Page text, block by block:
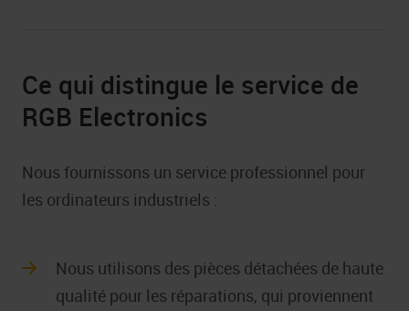
Ce qui distingue le service de
RGB Electronics
Nous fournissons un service professionnel pour
les ordinateurs industriels :
Nous utilisons des pièces détachées de haute
qualité pour les réparations, qui proviennent